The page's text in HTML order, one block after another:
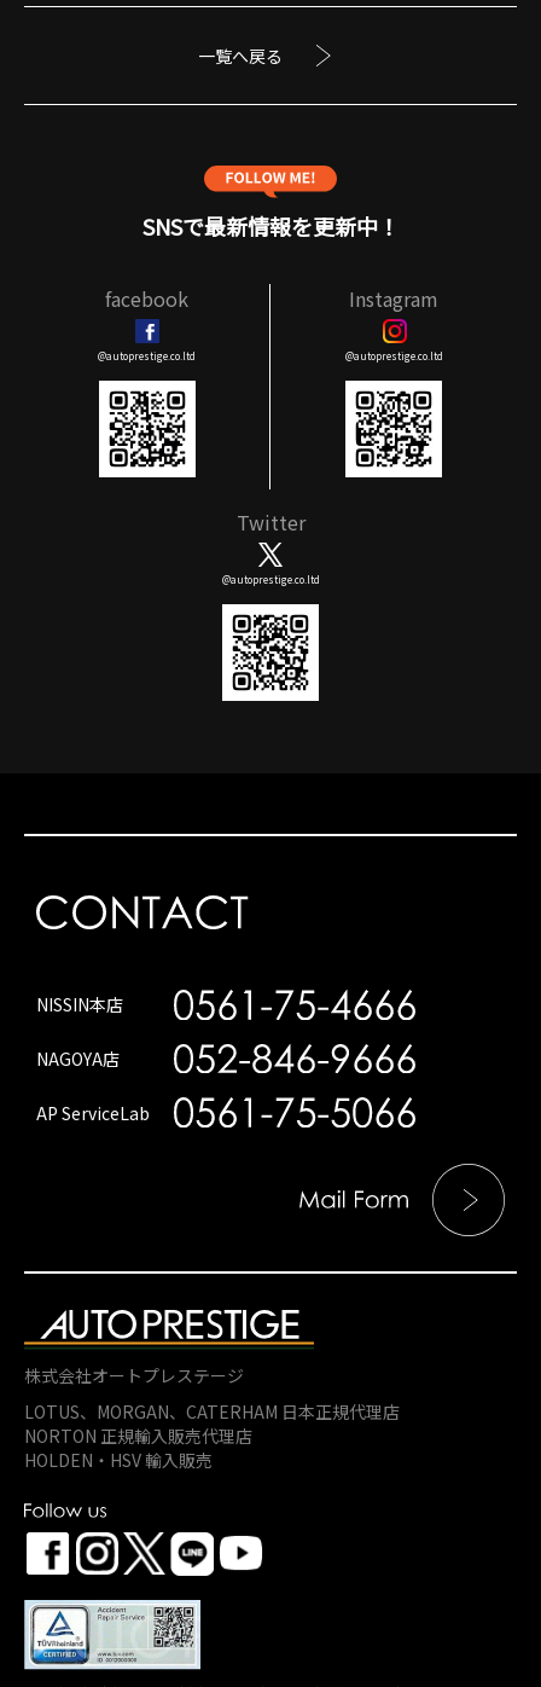
一覧へ戻る
SNSで最新情報を更新中！
facebook
@autoprestige.co.ltd
Instagram
@autoprestige.co.ltd
Twitter
@autoprestige.co.ltd
NISSIN本店
NAGOYA店
AP ServiceLab
株式会社オートプレステージ
LOTUS、MORGAN、 CATERHAM 日本正規代理店
NORTON 正規輸入販売代理店
HOLDEN・HSV 輸入販売